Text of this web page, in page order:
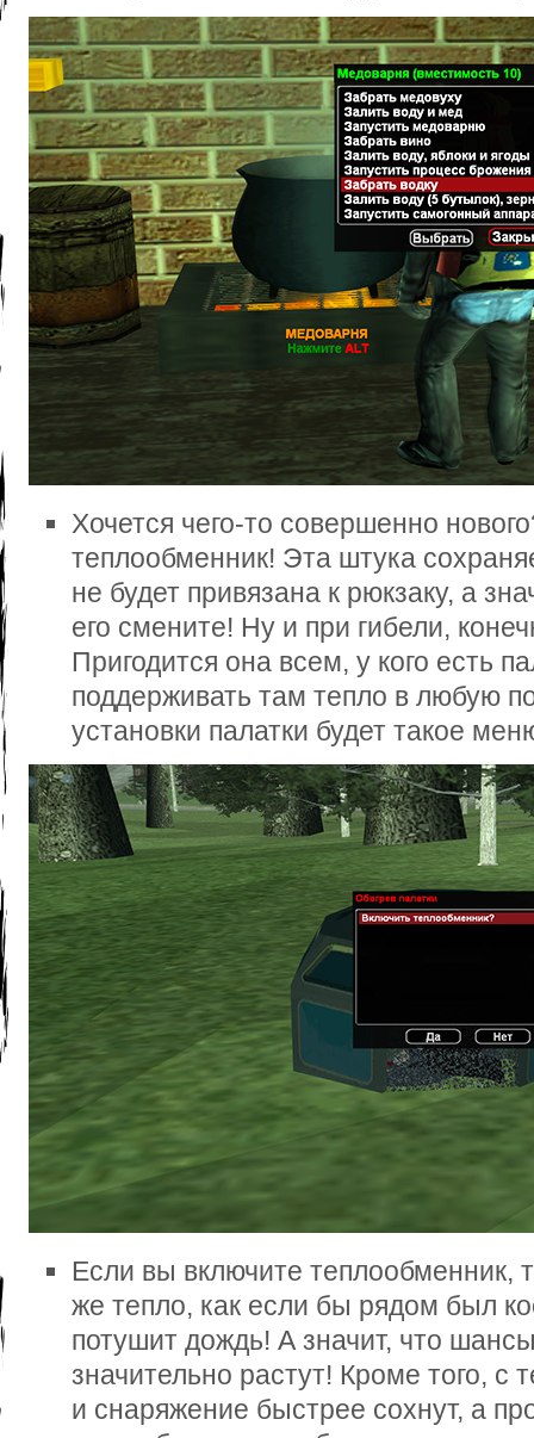
Хочется чего-то совершенно
теплообменник! Эта штука
не будет привязана к рюкзаку, а
его смените! Ну и при гибели,
Пригодится она всем, у кого есть
поддерживать там тепло в любую
установки палатки будет такое
Если вы включите теплообменник,
же тепло, как если бы рядом был
потушит дождь! А значит, что
значительно растут! Кроме того, с
и снаряжение быстрее сохнут, а